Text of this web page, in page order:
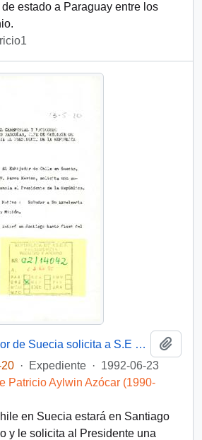
estado a Paraguay entre los
Carta del Embajador de Suecia solicita a S.E una audiencia para Junio de 1992
· Expediente · 1992-06-23
Patricio Aylwin Azócar (1990-
en Suecia estará en Santiago
y le solicita al Presidente una